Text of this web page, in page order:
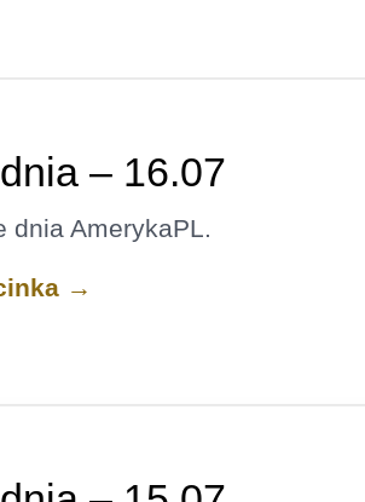
– 16.07
dnia AmerykaPL.
→